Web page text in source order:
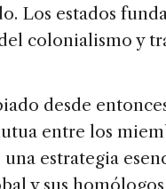
Los estados
colonialismo y
desde
entre los
estrategia